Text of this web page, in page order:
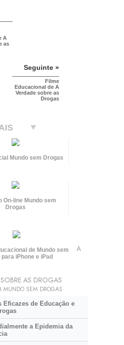
A
as
Seguinte »
Filme
Educacional de A
Verdade sobre as
Drogas
Mundo sem Drogas
On-line Mundo sem
Drogas
de Mundo sem
iPhone e iPad
A
AS DROGAS
MUNDO SEM DROGAS
de Educação e
a Epidemia da